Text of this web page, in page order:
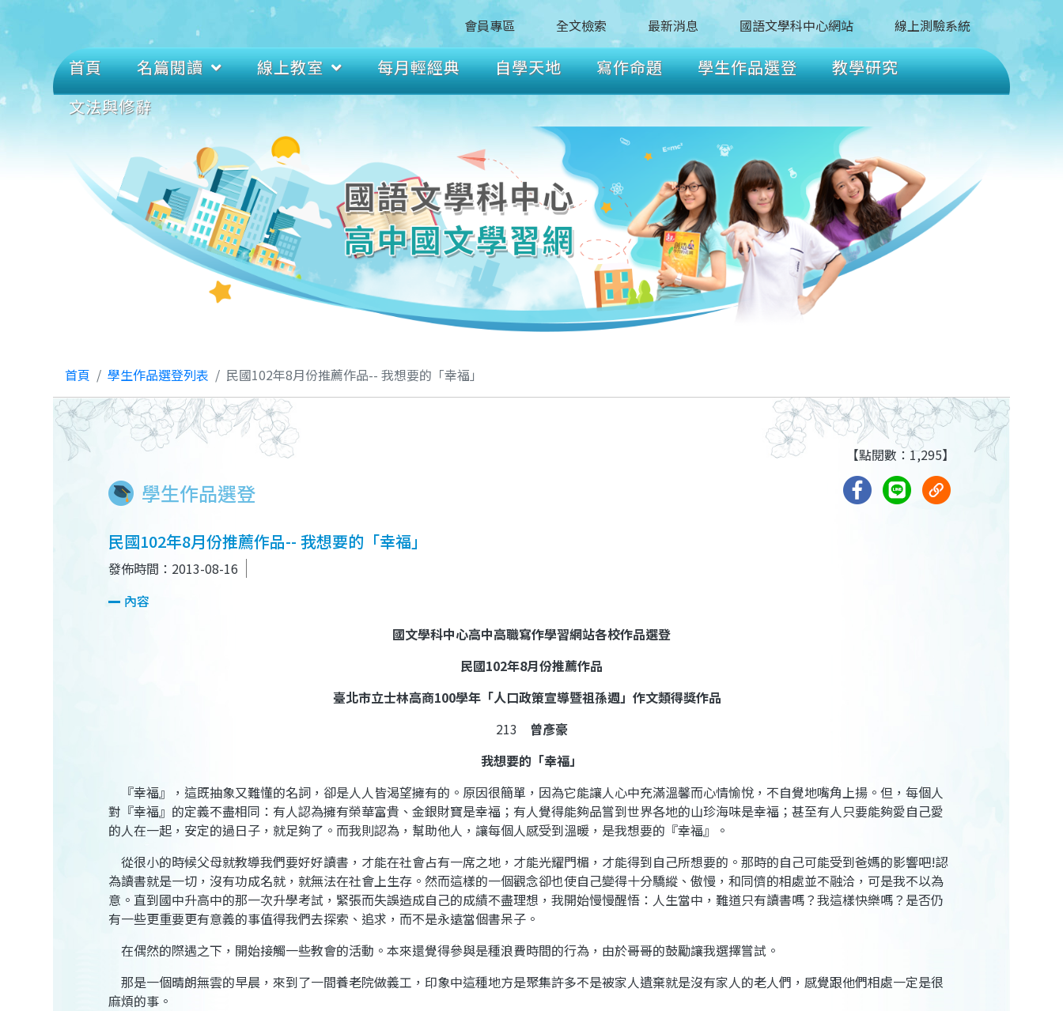
會員專區 全文檢索 最新消息 國語文學科中心網站 線上測驗系統
首頁 名篇閱讀 線上教室 每月輕經典 自學天地 寫作命題 學生作品選登
教學研究
文法與修辭
首頁 學生作品選登列表 民國102年8月份推薦作品-- 我想要的「幸福」
學生作品選登
【點閱數：1,295】
民國102年8月份推薦作品-- 我想要的「幸福」
發佈時間：2013-08-16
內容
國文學科中心高中高職寫作學習網站各校作品選登
民國102年8月份推薦作品
臺北市立士林高商100學年「人口政策宣導暨祖孫週」作文類得獎作品
213
曾彥豪
我想要的「幸福」
『幸福』，這既抽象又難懂的名詞，卻是人人皆渴望擁有的。原因很簡單，因為它能讓人心中充滿溫馨而心情愉悅，不自覺地嘴角上揚。但，每個人
對『幸福』的定義不盡相同：有人認為擁有榮華富貴、金銀財寶是幸福；有人覺得能夠品嘗到世界各地的山珍海味是幸福；甚至有人只要能夠愛自己愛
的人在一起，安定的過日子，就足夠了。而我則認為，幫助他人，讓每個人感受到溫暖，是我想要的『幸福』。
從很小的時候父母就教導我們要好好讀書，才能在社會占有一席之地，才能光耀門楣，才能得到自己所想要的。那時的自己可能受到爸媽的影響吧!認
為讀書就是一切，沒有功成名就，就無法在社會上生存。然而這樣的一個觀念卻也使自己變得十分驕縱、傲慢，和同儕的相處並不融洽，可是我不以為
意。直到國中升高中的那一次升學考試，緊張而失誤造成自己的成績不盡理想，我開始慢慢醒悟：人生當中，難道只有讀書嗎？我這樣快樂嗎？是否仍
有一些更重要更有意義的事值得我們去探索、追求，而不是永遠當個書呆子。
在偶然的際遇之下，開始接觸一些教會的活動。本來還覺得參與是種浪費時間的行為，由於哥哥的鼓勵讓我選擇嘗試。
那是一個晴朗無雲的早晨，來到了一間養老院做義工，印象中這種地方是聚集許多不是被家人遺棄就是沒有家人的老人們，感覺跟他們相處一定是很
麻煩的事。